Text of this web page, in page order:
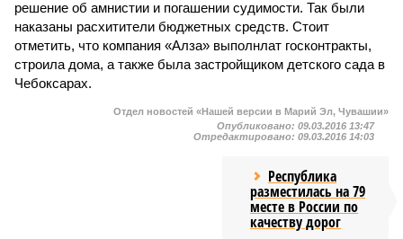
решение об амнистии и погашении судимости. Так были
наказаны расхитители бюджетных средств. Стоит
отметить, что компания «Алза» выполнлат госконтракты,
строила дома, а также была застройщиком детского сада в
Чебоксарах.
Отдел новостей «Нашей версии в Марий Эл, Чувашии»
Опубликовано: 09.03.2016 13:47
Отредактировано: 09.03.2016 14:03
Республика
разместилась на 79
месте в России по
качеству дорог